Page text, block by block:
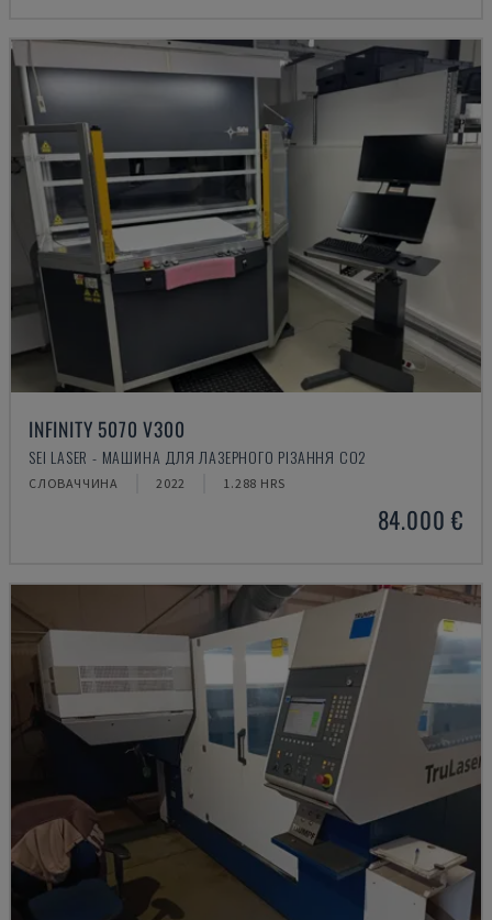
INFINITY 5070 V300
SEI LASER - МАШИНА ДЛЯ ЛАЗЕРНОГО РІЗАННЯ CO2
СЛОВАЧЧИНА 2022 1.288 HRS
84.000 €